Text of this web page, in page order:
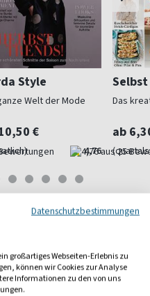
Style
Welt der Mode
€
4,76
Das
ab
Datenschutzbestimmungen
großartiges Webseiten-Erlebnis zu
können wir Cookies zur Analyse
Informationen zu den von uns